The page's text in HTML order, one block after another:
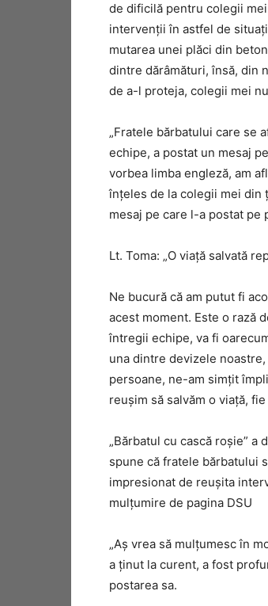
de dificilă pentru colegii
intervenţii în astfel de
mutarea unei plăci din
dintre dărâmături, însă, din
de a-l proteja, colegii mei
„Fratele bărbatului care se
echipe, a postat un mesaj
vorbea limba engleză, am
înţeles de la colegii mei din
mesaj pe care l-a postat pe
Lt. Toma: „O viaţă salvată
Ne bucură că am putut fi
acest moment. Este o rază
întregii echipe, va fi
una dintre devizele
persoane, ne-am simţit
reuşim să salvăm o viaţă,
„Bărbatul cu cască roşie”
spune că fratele bărbatului
impresionat de reuşita
mulţumire de pagina DSU
„Aş vrea să mulţumesc în
a ţinut la curent, a fost
postarea sa.